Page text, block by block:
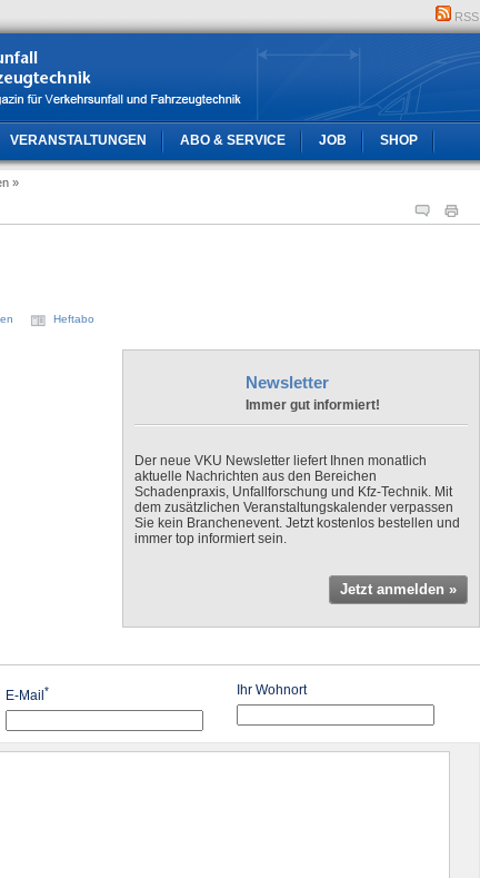
RSS
VERANSTALTUNGEN ABO & SERVICE JOB SHOP
»
Heftabo
Newsletter
Immer gut informiert!
Der neue VKU Newsletter liefert Ihnen monatlich
aktuelle Nachrichten aus den Bereichen
Schadenpraxis, Unfallforschung und Kfz-Technik. Mit
dem zusätzlichen Veranstaltungskalender verpassen
Sie kein Branchenevent. Jetzt kostenlos bestellen und
immer top informiert sein.
Jetzt anmelden »
E-Mail * Ihr Wohnort